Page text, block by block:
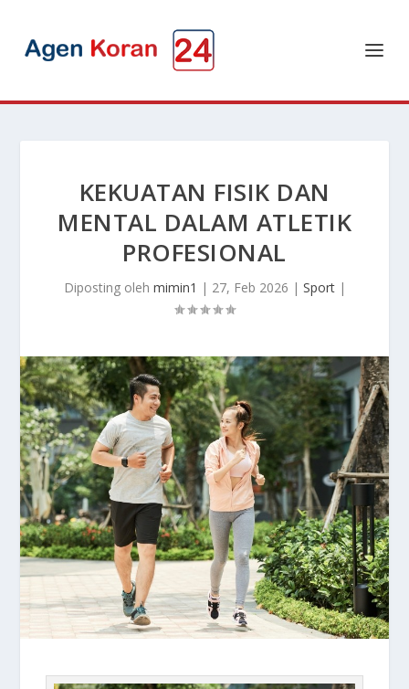
KEKUATAN FISIK DAN
MENTAL DALAM ATLETIK
PROFESIONAL
Diposting oleh mimin1 | 27, Feb 2026 | Sport|